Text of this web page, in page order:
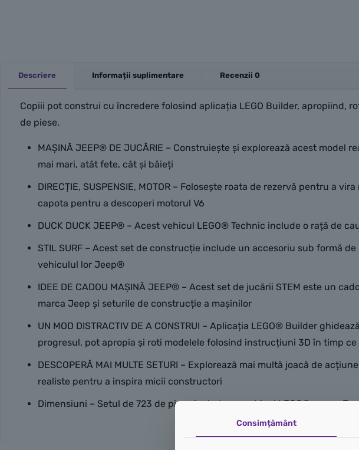
Descriere Informații suplimentare Recenzii 0
Copiii pot construi cu încredere folosind aplicația LEGO Builder,
de piese.
MAȘINĂ JEEP® DE JUCĂRIE – Construiește și explorează acest model
mai mari, atât fete, cât și băieți
DIRECȚIE, SUSPENSIE, MOTOR – Folosește roata de rezervă pentru a
capota pentru a descoperi motorul V6
DUCK DUCK JEEP® – Acest vehicul LEGO® Technic include o rață de
STIL SURF – Acest set de construcție include un accesoriu sub formă
vehiculul lor Jeep®
IDEE DE CADOU MAȘINĂ JEEP® – Acest set de jucării STEM este un
marca Jeep și seturile de construcție a mașinilor
UN MOD DISTRACTIV DE A CONSTRUI – Aplicația LEGO® Builder
progresul, pot apropia și roti modelele folosind instrucțiuni 3D în timp
DESCOPERĂ MAI MULTE SETURI – Explorează mai multă joacă de
realiste pentru a inspira micii constructori
Dimensiuni – Setul de 723 de piese include un vehicul LEGO® marca
Consimțământ